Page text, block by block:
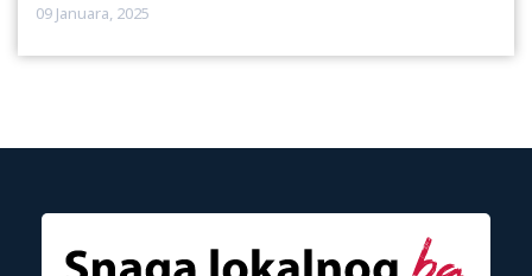
09 Januara, 2025